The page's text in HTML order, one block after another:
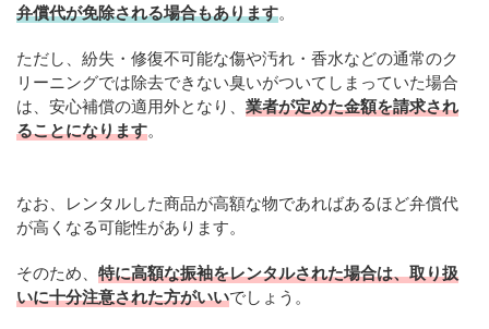
弁償代が免除される場合もあります。
ただし、紛失・修復不可能な傷や汚れ・香水などの通常のク
リーニングでは除去できない臭いがついてしまっていた場合
は、安心補償の適用外となり、 業者が定めた金額を請求され
ることになります。
なお、レンタルした商品が高額な物であればあるほど弁償代
が高くなる可能性があります。
そのため、 特に高額な振袖をレンタルされた場合は、取り扱
いに十分注意された方がいいでしょう。